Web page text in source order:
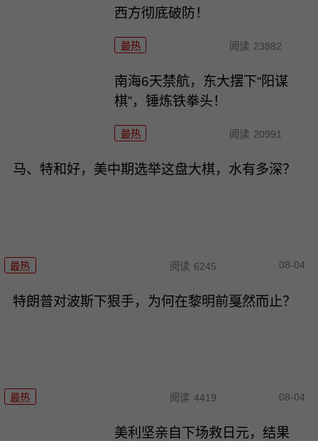
西方彻底破防！
最热 阅读 23882
南海6天禁航，东大摆下“阳谋
棋”，锤炼铁拳头！
最热 阅读 20991
马、特和好，美中期选举这盘大棋，水有多深？
最热 阅读 6245 08-04
特朗普对波斯下狠手，为何在黎明前戛然而止？
最热 阅读 4419 08-04
美利坚亲自下场救日元，结果